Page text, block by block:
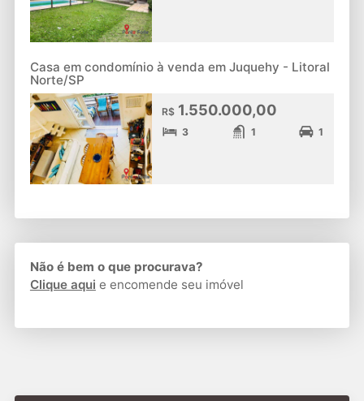
Casa em condomínio à venda em Juquehy - Litoral
Norte/SP
R$1.550.000,00
3 1 1
Não é bem o que procurava?
Clique aqui e encomende seu imóvel